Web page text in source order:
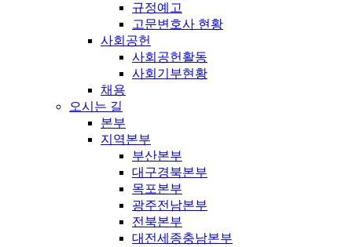
규정예고
고문변호사 현황
사회공헌
사회공헌활동
사회기부현황
채용
오시는 길
본부
지역본부
부산본부
대구경북본부
목포본부
광주전남본부
전북본부
대전세종충남본부